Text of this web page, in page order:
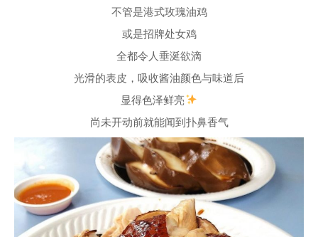
不管是港式玫瑰油鸡
或是招牌处女鸡
全都令人垂涎欲滴
光滑的表皮，吸收酱油颜色与味道后
显得色泽鲜亮
尚未开动前就能闻到扑鼻香气